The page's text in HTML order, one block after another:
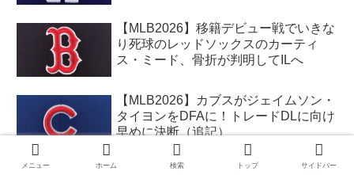
【MLB2026】移籍デビュー戦でいきな
り死球のレッドソックスのカーティ
ス・ミード、骨折が判明してILへ
【MLB2026】カブスがジェイムソン・
タイヨンをDFAに！トレードDLに向け
早めに決断（追記）
【MLB2026】ジェイコブ・ミズロウス
メニュー ホーム 検索 トップ サイドバー